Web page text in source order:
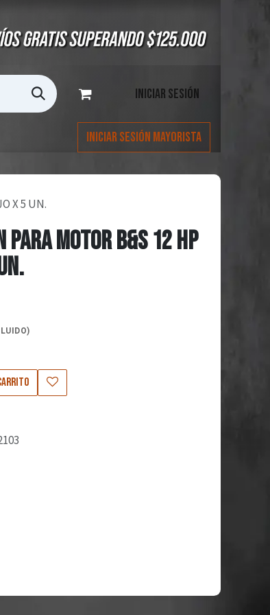
Iniciar sesión
Iniciar Sesión Mayorista
X 5 UN.
PARA MOTOR B&S 12 HP